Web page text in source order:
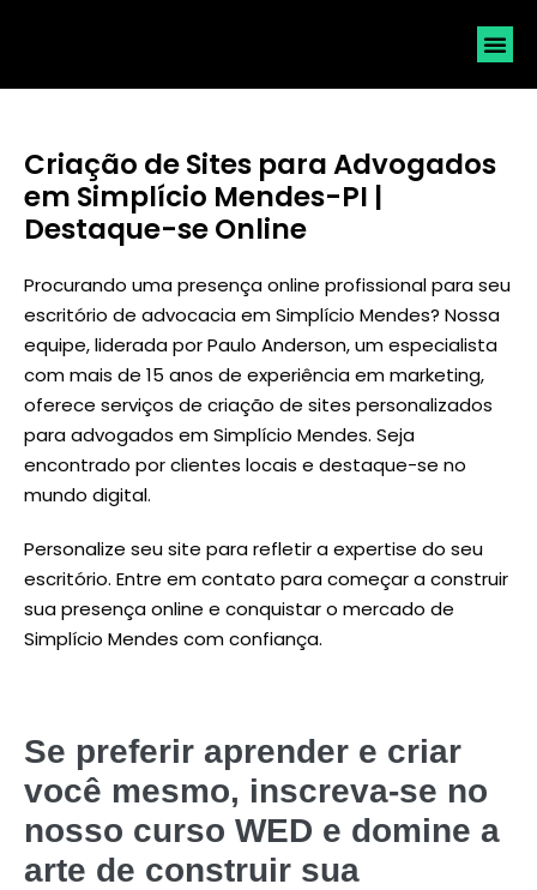
Criação de Sites para Advogados
em Simplício Mendes-PI |
Destaque-se Online
Procurando uma presença online profissional para seu
escritório de advocacia em Simplício Mendes? Nossa
equipe, liderada porPaulo Anderson, um especialista
com mais de 15 anos de experiência em marketing,
oferece serviços de criação de sites personalizados
para advogados em Simplício Mendes. Seja
encontrado por clientes locais e destaque-se no
mundo digital.
Personalize seu site para refletir a expertise do seu
escritório. Entre em contato para começar a construir
sua presença online e conquistar o mercado de
Simplício Mendes com confiança.
Se preferir aprender e criar
você mesmo, inscreva-se no
nosso curso WED e domine a
arte de construir sua